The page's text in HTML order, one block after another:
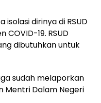
dirinya di RSUD
19. RSUD
dibutuhkan untuk
sudah melaporkan
Mentri Dalam Negeri